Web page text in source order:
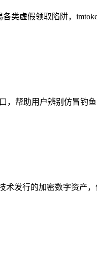
类虚假领取陷阱，
帮助用户辨别仿冒钓
术发行的加密数字资产